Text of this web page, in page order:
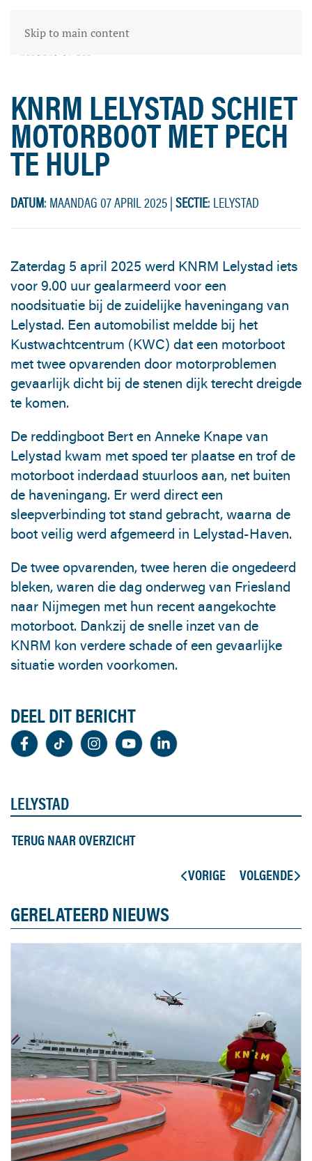
Skip to main content
KNRM Lelystad legt het onfortuinlijke motorbootje aan in
KNRM LELYSTAD SCHIET
MOTORBOOT MET PECH
TE HULP
DATUM: MAANDAG 07 APRIL 2025|SECTIE: LELYSTAD
Zaterdag 5 april 2025 werd KNRM Lelystad iets
voor 9.00 uur gealarmeerd voor een
noodsituatie bij de zuidelijke haveningang van
Lelystad. Een automobilist meldde bij het
Kustwachtcentrum (KWC) dat een motorboot
met twee opvarenden door motorproblemen
gevaarlijk dicht bij de stenen dijk terecht dreigde
te komen.
De reddingboot Bert en Anneke Knape van
Lelystad kwam met spoed ter plaatse en trof de
motorboot inderdaad stuurloos aan, net buiten
de haveningang. Er werd direct een
sleepverbinding tot stand gebracht, waarna de
boot veilig werd afgemeerd in Lelystad-Haven.
De twee opvarenden, twee heren die ongedeerd
bleken, waren die dag onderweg van Friesland
naar Nijmegen met hun recent aangekochte
motorboot. Dankzij de snelle inzet van de
KNRM kon verdere schade of een gevaarlijke
situatie worden voorkomen.
DEEL DIT BERICHT
LELYSTAD
TERUG NAAR OVERZICHT
VORIGE
VOLGENDE
GERELATEERD NIEUWS